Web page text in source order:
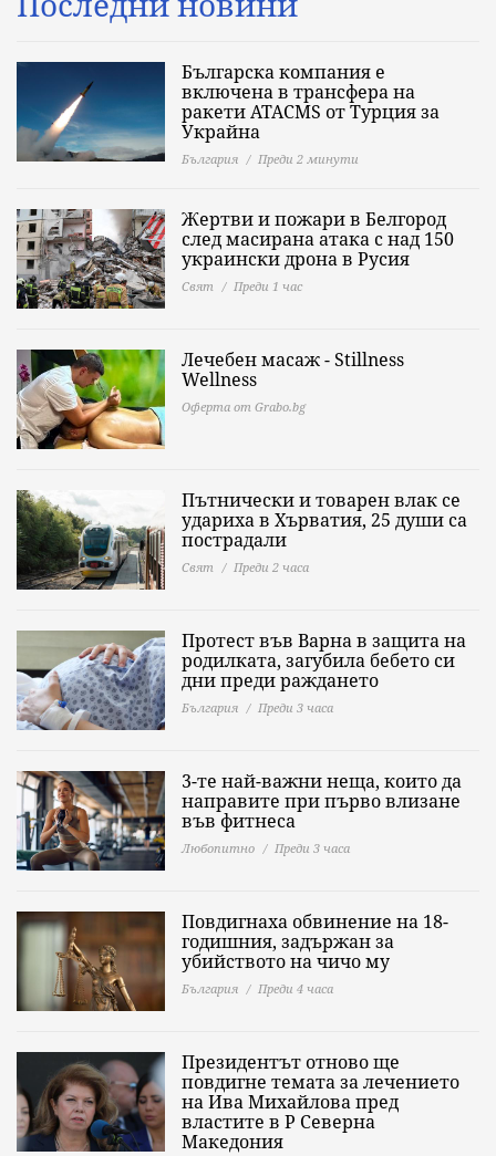
Българска компания е
включена в трансфера на
ракети ATACMS от Турция за
Украйна
България Преди 2 минути
Жертви и пожари в Белгород
след масирана атака с над 150
украински дрона в Русия
Свят Преди 1 час
Лечебен масаж - Stillness
Wellness
Оферта от Grabo.bg
Пътнически и товарен влак се
удариха в Хърватия, 25 души са
пострадали
Свят Преди 2 часа
Протест във Варна в защита на
родилката, загубила бебето си
дни преди раждането
България Преди 3 часа
3-те най-важни неща, които да
направите при първо влизане
във фитнеса
Любопитно Преди 3 часа
Повдигнаха обвинение на 18-
годишния, задържан за
убийството на чичо му
България Преди 4 часа
Президентът отново ще
повдигне темата за лечението
на Ива Михайлова пред
властите в Р Северна
Македония